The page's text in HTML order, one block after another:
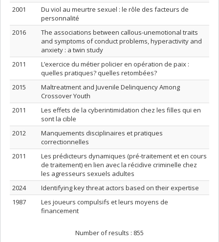
2001
Du viol au meurtre sexuel : le rôle des facteurs de
personnalité
2016
The associations between callous-unemotional traits
and symptoms of conduct problems, hyperactivity and
anxiety : a twin study
2011
L’exercice du métier policier en opération de paix :
quelles pratiques? quelles retombées?
2015
Maltreatment and Juvenile Delinquency Among
Crossover Youth
2011
Les effets de la cyberintimidation chez les filles qui en
sont la cible
2012
Manquements disciplinaires et pratiques
correctionnelles
2011
Les prédicteurs dynamiques (pré-traitement et en cours
de traitement) en lien avec la récidive criminelle chez
les agresseurs sexuels adultes
2024
Identifying key threat actors based on their expertise
1987
Les joueurs compulsifs et leurs moyens de
financement
Number of results : 855